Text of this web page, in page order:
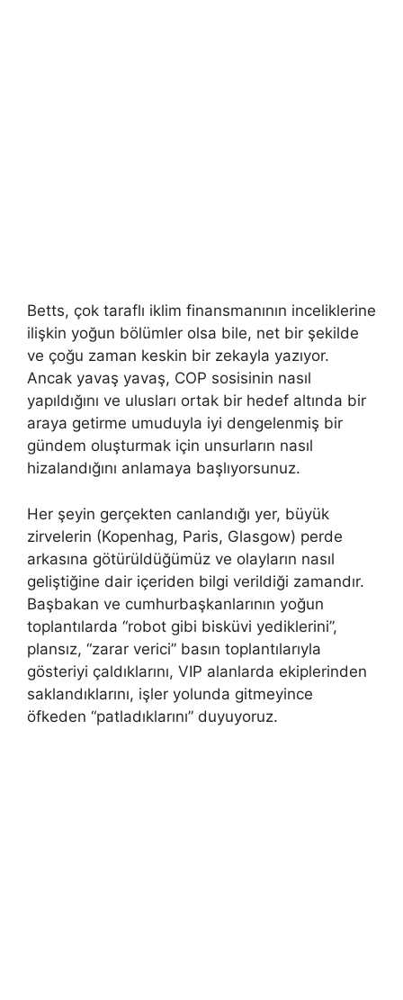
Betts, çok taraflı iklim finansmanının inceliklerine
ilişkin yoğun bölümler olsa bile, net bir şekilde
ve çoğu zaman keskin bir zekayla yazıyor.
Ancak yavaş yavaş, COP sosisinin nasıl
yapıldığını ve ulusları ortak bir hedef altında bir
araya getirme umuduyla iyi dengelenmiş bir
gündem oluşturmak için unsurların nasıl
hizalandığını anlamaya başlıyorsunuz.
Her şeyin gerçekten canlandığı yer, büyük
zirvelerin (Kopenhag, Paris, Glasgow) perde
arkasına götürüldüğümüz ve olayların nasıl
geliştiğine dair içeriden bilgi verildiği zamandır.
Başbakan ve cumhurbaşkanlarının yoğun
toplantılarda “robot gibi bisküvi yediklerini”,
plansız, “zarar verici” basın toplantılarıyla
gösteriyi çaldıklarını, VIP alanlarda ekiplerinden
saklandıklarını, işler yolunda gitmeyince
öfkeden “patladıklarını” duyuyoruz.